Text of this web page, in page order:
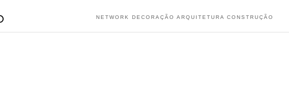
NETWORK DECORAÇÃO ARQUITETURA CONSTRUÇÃO